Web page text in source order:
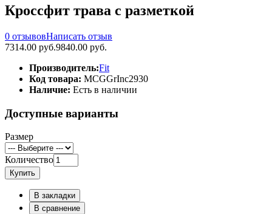
Кроссфит трава с разметкой
0 отзывовНаписать отзыв
7314.00 руб.9840.00 руб.
Производитель:Fit
Код товара: MCGGrInc2930
Наличие: Есть в наличии
Доступные варианты
Размер
Количество
Купить
В закладки
В сравнение